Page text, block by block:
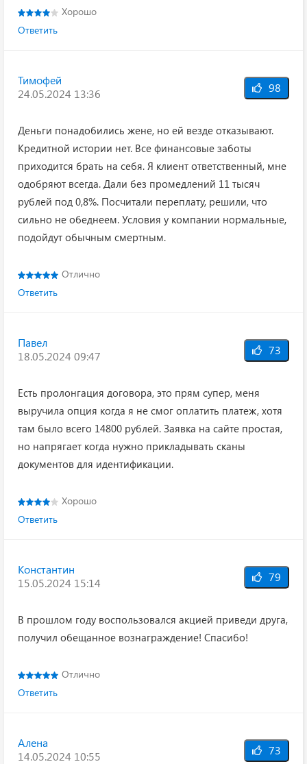
Хорошо
Ответить
Тимофей
24.05.2024 13:36
98
Деньги понадобились жене, но ей везде отказывают.
Кредитной истории нет. Все финансовые заботы
приходится брать на себя. Я клиент ответственный, мне
одобряют всегда. Дали без промедлений 11 тысяч
рублей под 0,8%. Посчитали переплату, решили, что
сильно не обеднеем. Условия у компании нормальные,
подойдут обычным смертным.
Отлично
Ответить
Павел
18.05.2024 09:47
73
Есть пролонгация договора, это прям супер, меня
выручила опция когда я не смог оплатить платеж, хотя
там было всего 14800 рублей. Заявка на сайте простая,
но напрягает когда нужно прикладывать сканы
документов для идентификации.
Хорошо
Ответить
Константин
15.05.2024 15:14
79
В прошлом году воспользовался акцией приведи друга,
получил обещанное вознаграждение! Спасибо!
Отлично
Ответить
Алена
14.05.2024 10:55
73